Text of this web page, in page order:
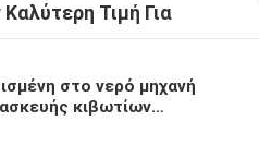
Τιμή Για
στο νερό μηχανή
κιβωτίων